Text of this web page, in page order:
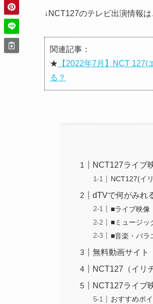
↓NCT127のテレビ出演情報
関連記事：
★ 【2022年7月】NCT
る？
NCT127ライブ
NCT127(イ
dTVで何がみれ
■ライブ映像
■ミュージッ
■音楽・バラ
無料動画サイト
NCT127（イリ
NCT127ライブ
おすすめポ